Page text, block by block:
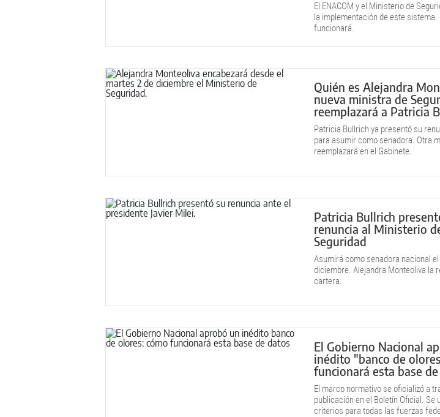
El ENACOM y el Ministerio de
la implementación de este sistema.
funcionará.
Quién es Alejandra
nueva ministra de
reemplazará a Patricia
Patricia Bullrich ya presentó su
para asumir como senadora. Otra
reemplazará en el Gabinete.
Patricia Bullrich
renuncia al Ministerio
Seguridad
Asumirá como senadora nacional
diciembre. Alejandra Monteoliva la
cartera.
El Gobierno Nacional
inédito "banco de
funcionará esta base
El marco normativo se oficializó a
publicación en el Boletín Oficial. Se
criterios para todas las fuerzas